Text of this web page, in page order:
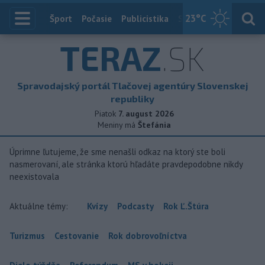
23°C
Index
Šport Počasie Publicistika Slovensko
TERAZ.SK
Spravodajský portál Tlačovej agentúry Slovenskej
republiky
Piatok 7. august 2026
Meniny má Štefánia
Úprimne ľutujeme, že sme nenašli odkaz na ktorý ste boli
nasmerovaní, ale stránka ktorú hľadáte pravdepodobne nikdy
neexistovala
Aktuálne témy: Kvízy Podcasty Rok Ľ.Štúra
Turizmus Cestovanie Rok dobrovoľníctva